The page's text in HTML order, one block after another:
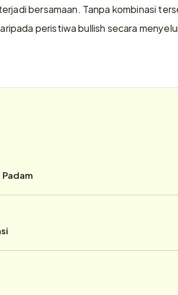
bersamaan. Tanpa kombinasi
peristiwa bullish secara